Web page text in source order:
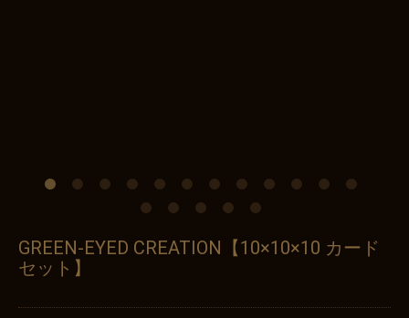
GREEN-EYED CREATION【10×10×10 カード
セット】